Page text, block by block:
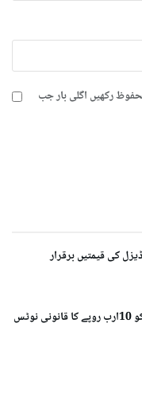
رکھیں اگلی بار جب
کی قیمتیں برقرار
الزامات، زرداری نے عمران خان کو 10ارب روپے کا قانونی نوٹس